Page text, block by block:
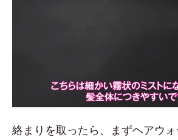
絡まりを取ったら、まずヘアウ